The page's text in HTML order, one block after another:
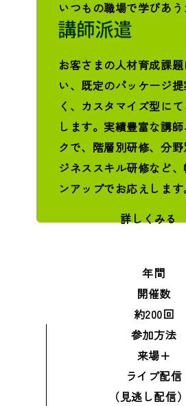
いつもの職場で学びあ
お客さまの人材育成課
い、既定のパッケージ
く、カスタマイズ型に
します。実績豊富な講
クで、階層別研修、分
ジネススキル研修など、
ンアップでお応えします
詳しくみる
年間
開催数
約200回
参加方法
来場+
ライブ配信
（見逃し配信